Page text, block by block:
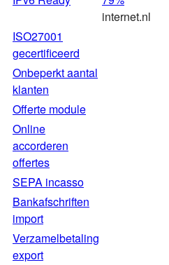
internet.nl
ISO27001
gecertificeerd
Onbeperkt aantal
klanten
Offerte module
Online
accorderen
offertes
SEPA incasso
Bankafschriften
import
Verzamelbetaling
export